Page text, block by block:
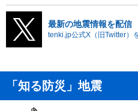
最新の地震情報を配信
tenki.jp公式X（旧Twitter）
「知る防災」地震